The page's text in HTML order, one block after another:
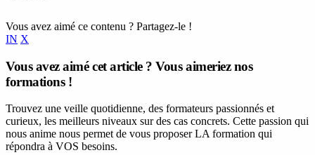
Vous avez aimé ce contenu ? Partagez-le !
IN X
Vous avez aimé cet article ? Vous aimeriez nos
formations !
Trouvez une veille quotidienne, des formateurs passionnés et
curieux, les meilleurs niveaux sur des cas concrets. Cette passion qui
nous anime nous permet de vous proposer LA formation qui
répondra à VOS besoins.